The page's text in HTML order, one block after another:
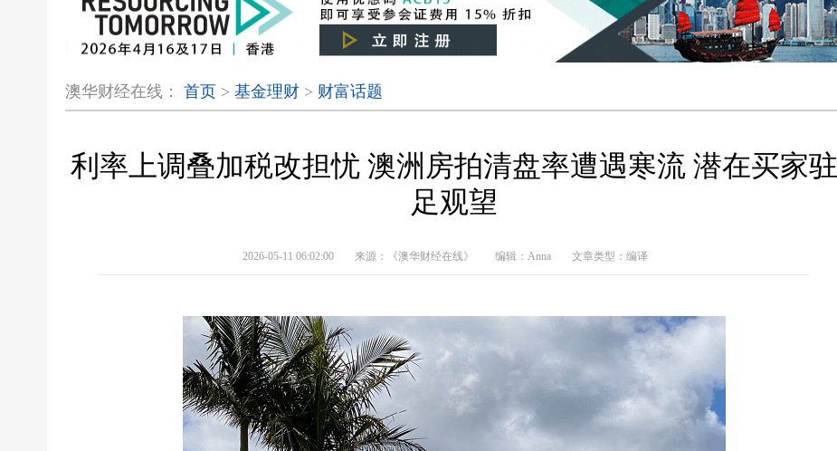
澳华财经在线： 首页 > 基金理财 > 财富话题
利率上调叠加税改担忧 澳洲房拍清盘率遭遇寒流 潜在买家驻
足观望
2026-05-11 06:02:00 来源：《澳华财经在线》 编辑：Anna 文章类型：编译